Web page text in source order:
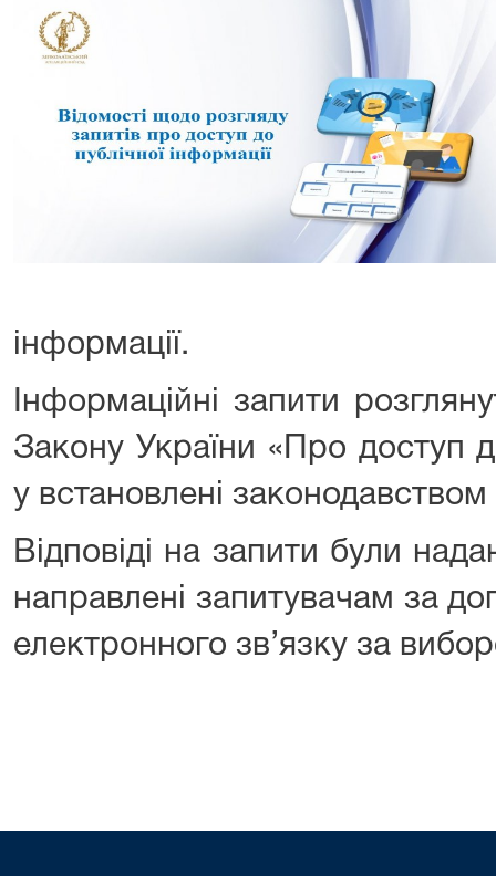
інформації.
Інформаційні запити
Закону України «Про доступ
у встановлені законодавством
Відповіді на запити були
направлені запитувачам за
електронного зв’язку за